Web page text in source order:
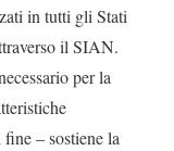
in tutti gli Stati
il SIAN.
per la
– sostiene la